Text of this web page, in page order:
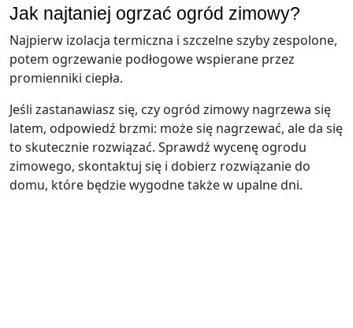
Jak najtaniej ogrzać ogród zimowy?
Najpierw izolacja termiczna i szczelne szyby zespolone,
potem ogrzewanie podłogowe wspierane przez
promienniki ciepła.
Jeśli zastanawiasz się, czy ogród zimowy nagrzewa się
latem, odpowiedź brzmi: może się nagrzewać, ale da się
to skutecznie rozwiązać. Sprawdź wycenę ogrodu
zimowego, skontaktuj się i dobierz rozwiązanie do
domu, które będzie wygodne także w upalne dni.